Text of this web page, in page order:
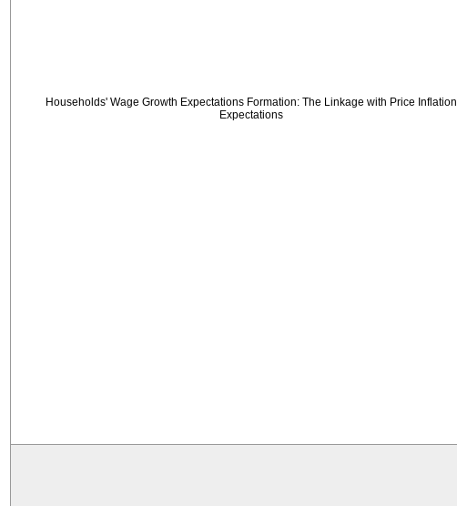
Households' Wage Growth Expectations Formation: The Linkage with Price Inflation
Expectations